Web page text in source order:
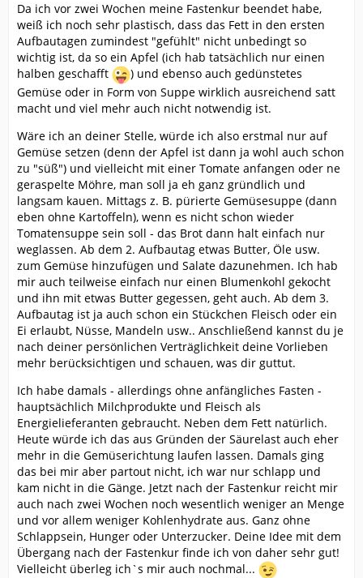
Da ich vor zwei Wochen meine Fastenkur beendet habe,
weiß ich noch sehr plastisch, dass das Fett in den ersten
Aufbautagen zumindest "gefühlt" nicht unbedingt so
wichtig ist, da so ein Apfel (ich hab tatsächlich nur einen
halben geschafft
) und ebenso auch gedünstetes
Gemüse oder in Form von Suppe wirklich ausreichend satt
macht und viel mehr auch nicht notwendig ist.
Wäre ich an deiner Stelle, würde ich also erstmal nur auf
Gemüse setzen (denn der Apfel ist dann ja wohl auch schon
zu "süß") und vielleicht mit einer Tomate anfangen oder ne
geraspelte Möhre, man soll ja eh ganz gründlich und
langsam kauen. Mittags z. B. pürierte Gemüsesuppe (dann
eben ohne Kartoffeln), wenn es nicht schon wieder
Tomatensuppe sein soll - das Brot dann halt einfach nur
weglassen. Ab dem 2. Aufbautag etwas Butter, Öle usw.
zum Gemüse hinzufügen und Salate dazunehmen. Ich hab
mir auch teilweise einfach nur einen Blumenkohl gekocht
und ihn mit etwas Butter gegessen, geht auch. Ab dem 3.
Aufbautag ist ja auch schon ein Stückchen Fleisch oder ein
Ei erlaubt, Nüsse, Mandeln usw.. Anschließend kannst du je
nach deiner persönlichen Verträglichkeit deine Vorlieben
mehr berücksichtigen und schauen, was dir guttut.
Ich habe damals - allerdings ohne anfängliches Fasten -
hauptsächlich Milchprodukte und Fleisch als
Energielieferanten gebraucht. Neben dem Fett natürlich.
Heute würde ich das aus Gründen der Säurelast auch eher
mehr in die Gemüserichtung laufen lassen. Damals ging
das bei mir aber partout nicht, ich war nur schlapp und
kam nicht in die Gänge. Jetzt nach der Fastenkur reicht mir
auch nach zwei Wochen noch wesentlich weniger an Menge
und vor allem weniger Kohlenhydrate aus. Ganz ohne
Schlappsein, Hunger oder Unterzucker. Deine Idee mit dem
Übergang nach der Fastenkur finde ich von daher sehr gut!
Vielleicht überleg ich`s mir auch nochmal...